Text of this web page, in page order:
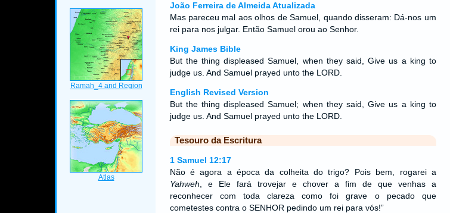
João Ferreira de Almeida Atualizada
Mas pareceu mal aos olhos de Samuel, quando disseram: Dá-nos um
rei para nos julgar. Então Samuel orou ao Senhor.
King James Bible
But the thing displeased Samuel, when they said, Give us a king to
judge us. And Samuel prayed unto the LORD.
English Revised Version
But the thing displeased Samuel; when they said, Give us a king to
judge us. And Samuel prayed unto the LORD.
Tesouro da Escritura
1 Samuel 12:17
Não é agora a época da colheita do trigo? Pois bem, rogarei a
Yahweh , e Ele fará trovejar e chover a fim de que venhas a
reconhecer com toda clareza como foi grave o pecado que
cometestes contra o SENHOR pedindo um rei para vós!”